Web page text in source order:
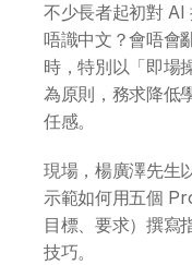
不少長者起初對 AI
唔識中文？會唔會
時，特別以「即場
為原則，務求降低
任感。
現場，楊廣澤先生
示範如何用五個
目標、要求）撰寫
技巧。
AI 課程
AI-in-
全系列 29
AI